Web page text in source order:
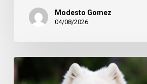
Modesto Gomez
04/08/2026